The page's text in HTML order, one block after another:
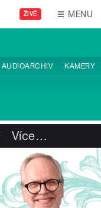
ŽIVĚ MENU
AUDIOARCHIV KAMERY
Více…